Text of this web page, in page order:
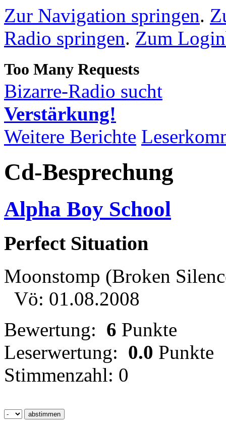
Zur Navigation springen.
Radio springen. Zum
Bizarre-Radio sucht
Verstärkung!
Weitere Berichte
Cd-Besprechung
Alpha Boy School
Perfect Situation
Moonstomp (Broken
Vö: 01.08.2008
Bewertung: 6 Punkte
Leserwertung: 0.0 Punkte
Stimmenzahl: 0